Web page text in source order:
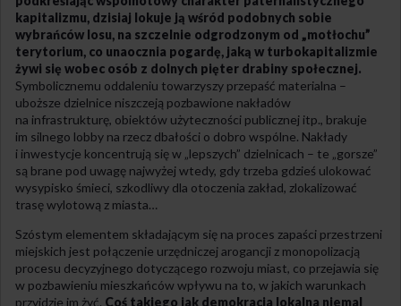
kapitalizmu, dzisiaj lokuje ją wśród podobnych sobie
wybrańców losu, na szczelnie odgrodzonym od „motłochu”
terytorium, co unaocznia pogardę, jaką w turbokapitalizmie
żywi się wobec osób z dolnych pięter drabiny społecznej.
Symbolicznemu oddaleniu towarzyszy przepaść materialna –
uboższe dzielnice niszczeją pozbawione nakładów
na infrastrukturę, obiektów użyteczności publicznej itp., brakuje
im silnego lobby na rzecz dbałości o dobro wspólne. Nakłady
i inwestycje koncentrują się w „lepszych” dzielnicach – te „gorsze”
są brane pod uwagę najwyżej wtedy, gdy trzeba gdzieś ulokować
wysypisko śmieci, szkodliwy dla otoczenia zakład, zlokalizować
trasę wylotową z miasta…
Szóstym elementem składającym się na proces zapaści przestrzeni
miejskich jest połączenie urzędniczej arogancji z monopolizacją
procesu decyzyjnego dotyczącego rozwoju miast, co przejawia się
w pozbawieniu mieszkańców wpływu na to, w jakich warunkach
przyjdzie im żyć. Coś takiego jak demokracja lokalna niemal